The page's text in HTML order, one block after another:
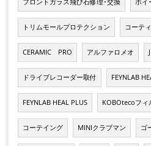
フロントガラス飛び石修理･交換 ホイ
トリムモールプロテクション コーテ
CERAMIC PRO アルファロメオ
ドライブレコーダー取付 FEYNLAB
FEYNLAB HEAL PLUS KOBOtecoフィ
コーテイング MINIクラブマン ゴ